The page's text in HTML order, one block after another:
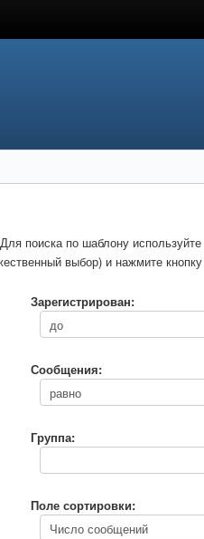
поиска по шаблону
выбор) и нажмите
Зарегистрирован:
Сообщения:
Группа:
Поле сортировки: